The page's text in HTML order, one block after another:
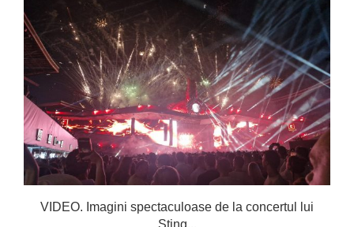
VIDEO. Imagini spectaculoase de la concertul lui